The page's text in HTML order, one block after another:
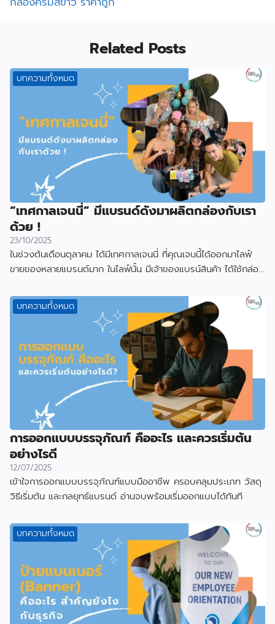
Related Posts
บทความทั้งหมด
“เทศกาลเจนนี่” มีแบรนด์ดังมาผลิตกล่องกับเรา
ด้วย !
23/10/2025
ในช่วงต้นเดือนตุลาคม ได้มีเทศกาลเจนนี่ ที่คุณเจนนี้ได้ออกมาไลฟ์
ขายของหลายแบรนด์มาก ในไลฟ์นั้น มีเจ้าของแบรน์สินค้า ได้ใช้กล่อง
บทความทั้งหมด
การออกแบบบรรจุภัณฑ์ คืออะไร และควรเริ่มต้น
อย่างไรดี
12/07/2025
เข้าใจการออกแบบบรรจุภัณฑ์แบบมืออาชีพ ครอบคลุมประเภท วัสดุ
วิธีเริ่มต้น และกลยุทธ์แบรนด์ อ่านจบพร้อมเริ่มออกแบบได้ทันที
บทความทั้งหมด